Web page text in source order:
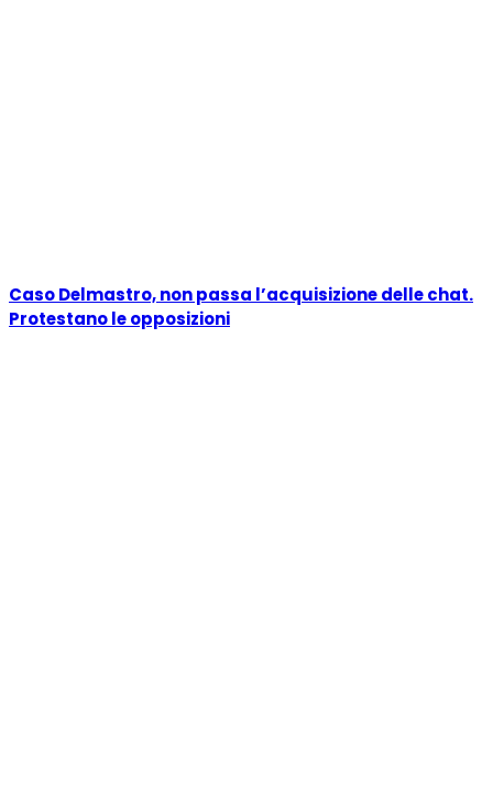
Caso Delmastro, non passa l’acquisizione delle chat.
Protestano le opposizioni